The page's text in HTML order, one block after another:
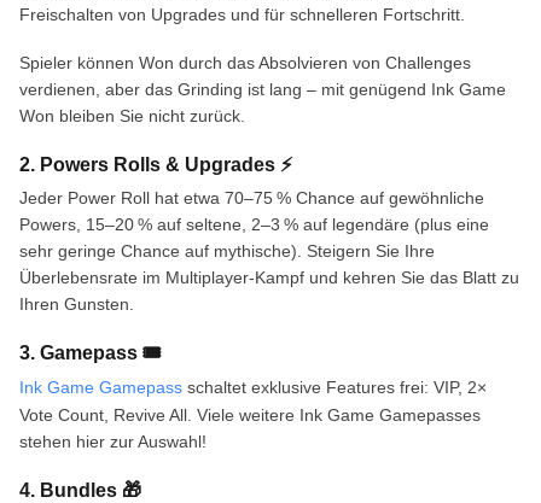
Freischalten von Upgrades und für schnelleren Fortschritt.
Spieler können Won durch das Absolvieren von Challenges
verdienen, aber das Grinding ist lang – mit genügend Ink Game
Won bleiben Sie nicht zurück.
2. Powers Rolls & Upgrades ⚡
Jeder Power Roll hat etwa 70–75 % Chance auf gewöhnliche
Powers, 15–20 % auf seltene, 2–3 % auf legendäre (plus eine
sehr geringe Chance auf mythische). Steigern Sie Ihre
Überlebensrate im Multiplayer-Kampf und kehren Sie das Blatt zu
Ihren Gunsten.
3. Gamepass 🎟️
Ink Game Gamepass schaltet exklusive Features frei: VIP, 2×
Vote Count, Revive All. Viele weitere Ink Game Gamepasses
stehen hier zur Auswahl!
4. Bundles 🎁